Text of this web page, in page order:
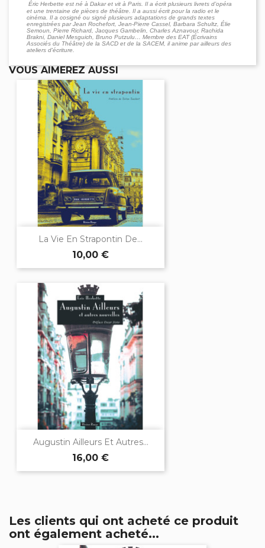
Éric Herbette est né à Dakar et vit à Paris. Il a écrit plusieurs livrets d’opéra
et une trentaine de pièces de théâtre. Il a aussi écrit pour la radio et le
cinéma. Il a cosigné ou signé plusieurs adaptations de grands textes
enregistrées par Jean Rochefort, Jean-Pierre Cassel, Barbara Schultz, Élie
Semoun, Pierre Richard, Jacques Gambelin, Charles Aznavour, Rachida
Brakni, Daniel Mesguich, Bruno Putzulu… Membre des EAT (Écrivains
Associés du Théâtre) de la SACD et de la SACEM, il anime par ailleurs des
ateliers d'écriture.
VOUS AIMEREZ AUSSI
La Vie En Strapontin De...
10,00 €
Augustin Ailleurs Et Autres...
16,00 €
Les clients qui ont acheté ce produit
ont également acheté...